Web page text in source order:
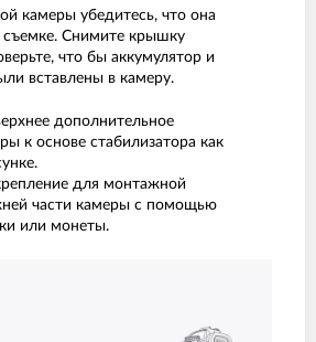
камеры убедитесь, что она
съемке. Снимите крышку
что бы аккумулятор и
вставлены в камеру.
дополнительное
к основе стабилизатора как
для монтажной
части камеры с помощью
или монеты.